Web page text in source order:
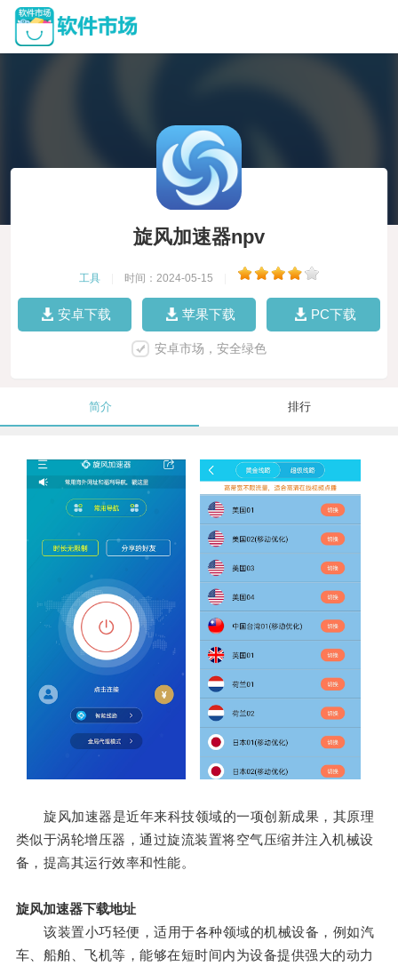
旋风加速器npv
工具 时间：2024-05-15
安卓下载 苹果下载 PC下载
安卓市场，安全绿色
简介 排行
旋风加速器是近年来科技领域的一项创新成果，其原理
类似于涡轮增压器，通过旋流装置将空气压缩并注入机械设
备，提高其运行效率和性能。
旋风加速器下载地址
该装置小巧轻便，适用于各种领域的机械设备，例如汽
车、船舶、飞机等，能够在短时间内为设备提供强大的动力